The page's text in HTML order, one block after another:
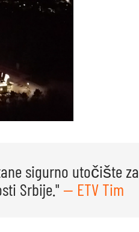
sigurno utočište za
Srbije." — ETV Tim